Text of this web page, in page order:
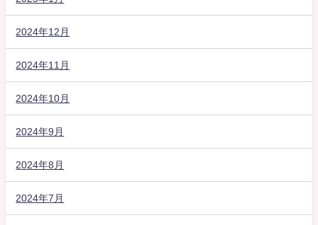
2024年12月
2024年11月
2024年10月
2024年9月
2024年8月
2024年7月